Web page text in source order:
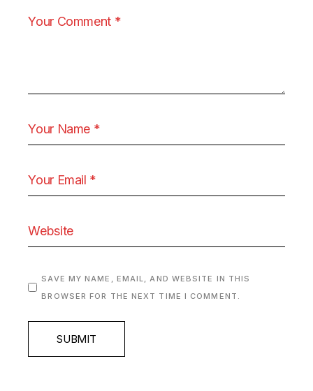
SAVE MY NAME, EMAIL, AND WEBSITE IN THIS
BROWSER FOR THE NEXT TIME I COMMENT.
SUBMIT